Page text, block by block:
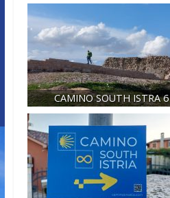
CAMINO SOUTH ISTRA 6